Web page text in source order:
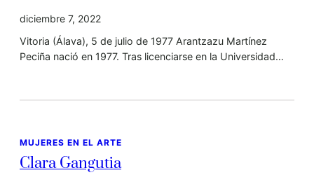
diciembre 7, 2022
Vitoria (Álava), 5 de julio de 1977 Arantzazu Martínez
Peciña nació en 1977. Tras licenciarse en la Universidad…
MUJERES EN EL ARTE
Clara Gangutia